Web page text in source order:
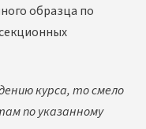
образца по
курса, то смело
по указанному